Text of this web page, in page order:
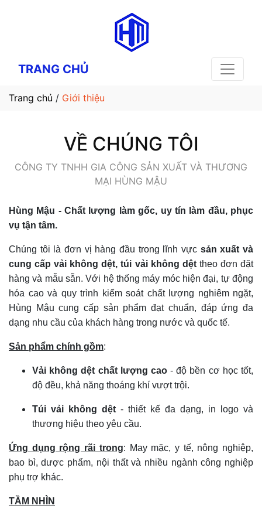
TRANG CHỦ
Trang chủ / Giới thiệu
VỀ CHÚNG TÔI
CÔNG TY TNHH GIA CÔNG SẢN XUẤT VÀ THƯƠNG
MẠI HÙNG MẬU
Hùng Mậu - Chất lượng làm gốc, uy tín làm đầu, phục
vụ tận tâm.
Chúng tôi là đơn vị hàng đầu trong lĩnh vực sản xuất và
cung cấp vải không dệt, túi vải không dệttheo đơn đặt
hàng và mẫu sẵn. Với hệ thống máy móc hiện đại, tự động
hóa cao và quy trình kiểm soát chất lượng nghiêm ngặt,
Hùng Mậu cung cấp sản phẩm đạt chuẩn, đáp ứng đa
dạng nhu cầu của khách hàng trong nước và quốc tế.
Sản phẩm chính gồm:
Vải không dệt chất lượng cao- độ bền cơ học tốt,
độ đều, khả năng thoáng khí vượt trội.
Túi vải không dệt - thiết kế đa dạng, in logo và
thương hiệu theo yêu cầu.
Ứng dụng rộng rãi trong: May mặc, y tế, nông nghiệp,
bao bì, dược phẩm, nội thất và nhiều ngành công nghiệp
phụ trợ khác.
TẦM NHÌN